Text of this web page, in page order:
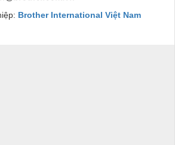
Brother International Việt Nam